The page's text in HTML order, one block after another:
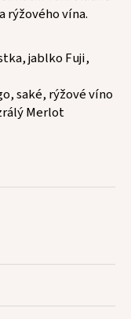
rýžového vína.
jablko Fuji,
saké, rýžové víno
Merlot